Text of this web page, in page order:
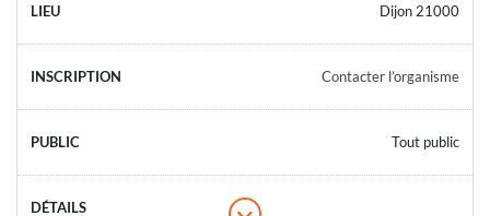
Dijon 21000
Contacter l’organisme
Tout public